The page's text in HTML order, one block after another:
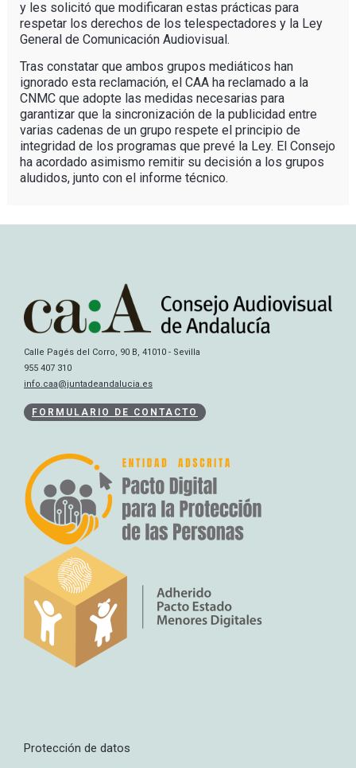
y les solicitó que modificaran estas prácticas para
respetar los derechos de los telespectadores y la Ley
General de Comunicación Audiovisual.
Tras constatar que ambos grupos mediáticos han
ignorado esta reclamación, el CAA ha reclamado a la
CNMC que adopte las medidas necesarias para
garantizar que la sincronización de la publicidad entre
varias cadenas de un grupo respete el principio de
integridad de los programas que prevé la Ley. El Consejo
ha acordado asimismo remitir su decisión a los grupos
aludidos, junto con el informe técnico.
Calle Pagés del Corro, 90 B, 41010 - Sevilla
955 407 310
info.caa@juntadeandalucia.es
FORMULARIO DE CONTACTO
Protección de datos